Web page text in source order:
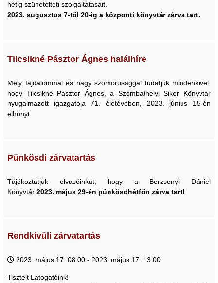
hétig szünetelteti szolgáltatásait.
2023. augusztus 7-től 20-ig a központi könyvtár zárva tart.
Tilcsikné Pásztor Ágnes halálhíre
Mély fájdalommal és nagy szomorúsággal tudatjuk mindenkivel,
hogy Tilcsikné Pásztor Ágnes, a Szombathelyi Siker Könyvtár
nyugalmazott igazgatója 71. életévében, 2023. június 15-én
elhunyt.
Pünkösdi zárvatartás
Tájékoztatjuk olvasóinkat, hogy a Berzsenyi Dániel
Könyvtár 2023. má jus 29-én pünkösdhétfőn zárva tart!
Rendkívüli zárvatartás
2023. május 17. 08:00 - 2023. május 17. 13:00
Tisztelt Látogatóink!